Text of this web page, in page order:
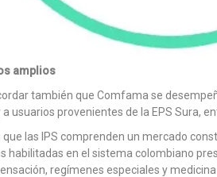
amplios
también que Comfama se
a usuarios provenientes de la EPS Sura,
que las IPS comprenden un mercado
habilitadas en el sistema colombiano
regímenes especiales y